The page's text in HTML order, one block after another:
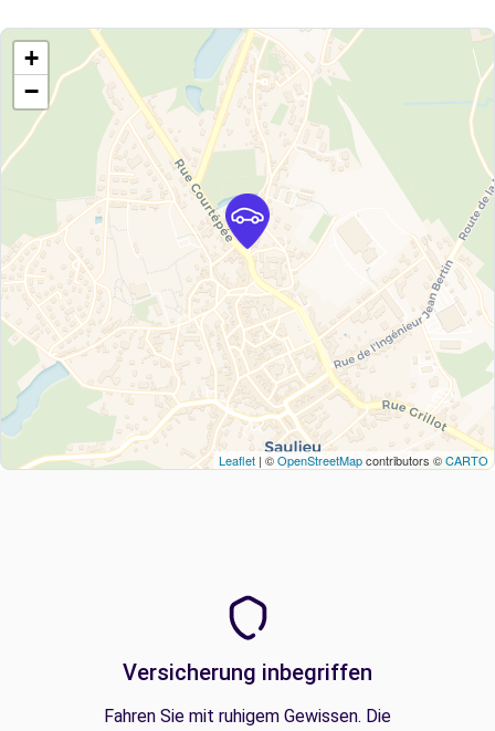
+
−
Leaflet | ©OpenStreetMapcontributors ©CARTO
Versicherung inbegriffen
Fahren Sie mit ruhigem Gewissen. Die